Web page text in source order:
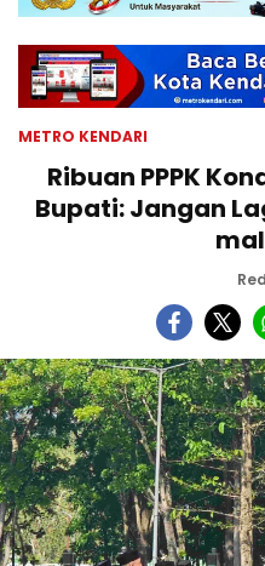
METRO KENDARI
Ribuan PPPK
Bupati: Jangan